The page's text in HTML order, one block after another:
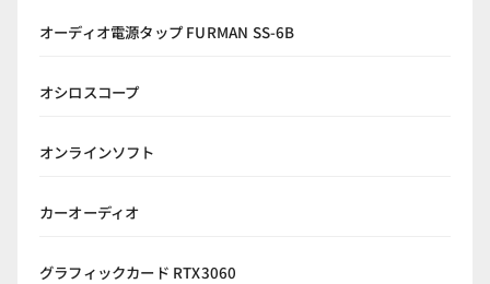
オーディオ電源タップ FURMAN SS-6B
オシロスコープ
オンラインソフト
カーオーディオ
グラフィックカード RTX3060